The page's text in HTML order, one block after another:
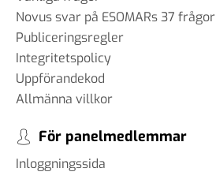
Novus svar på ESOMARs 37 frågor
Publiceringsregler
Integritetspolicy
Uppförandekod
Allmänna villkor
För panelmedlemmar
Inloggningssida